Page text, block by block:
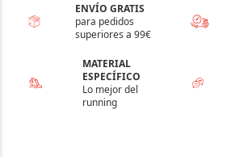
ENVÍO GRATIS
para pedidos
superiores a 99€
MATERIAL
ESPECÍFICO
Lo mejor del
running